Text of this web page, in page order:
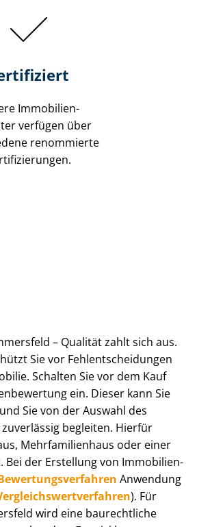
Immobilien­
verfügen über
renommierte
– Qualität zahlt sich aus.
Sie vor Fehl­ent­schei­dun­gen
Schalten Sie vor dem Kauf
ein. Dieser kann Sie
Sie von der Auswahl des
begleiten. Hierfür
Mehr­fa­mi­li­en­haus oder einer
Bei der Erstellung von Im­mo­bi­li­en­
Anwendung
). Für
wird eine baurechtliche